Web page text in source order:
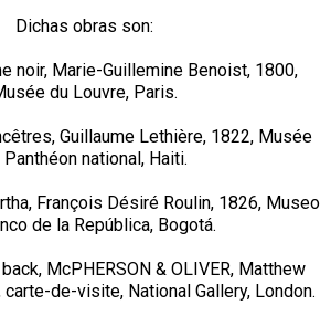
Dichas obras son:
noir, Marie-Guillemine Benoist, 1800,
du Louvre, Paris.
Guillaume Lethière, 1822, Musée
Panthéon national, Haiti.
François Désiré Roulin, 1826, Museo
de la República, Bogotá.
McPHERSON & OLIVER, Matthew
carte-de-visite, National Gallery, London.